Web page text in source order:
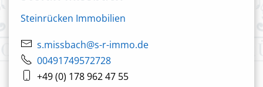
Steinrücken Immobilien
s.missbach@s-r-immo.de
00491749572728
+49 (0) 178 962 47 55